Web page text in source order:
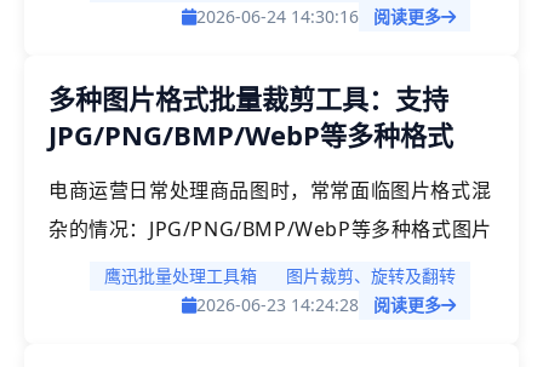
张手动旋转调整，数量一多就很费时间。给大家推
定角度（30°、45°、90°、180°等），所有图片一
次性摆正，也可自定义任意角度，满足不同图片格
2026-06-24 14:30:16
阅读更多
多种图片格式批量裁剪工具：支持
JPG/PNG/BMP/WebP等多种格式
电商运营日常处理商品图时，常常面临图片格式混
杂的情况：JPG/PNG/BMP/WebP等多种格式图片
需要批量裁剪处理后上架。市面上有的裁剪工具需
先按格式分类再分批处理，增加了不必要的操作步
鹰迅批量处理工具箱
图片裁剪、旋转及翻转
2026-06-23 14:24:28
阅读更多